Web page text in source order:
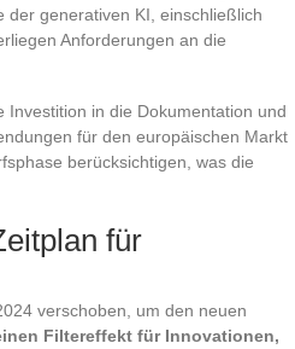
der generativen KI, einschließlich
Anforderungen an die
in die Dokumentation und
für den europäischen Markt
berücksichtigen, was die
für
verschoben, um den neuen
Filtereffekt für Innovationen,